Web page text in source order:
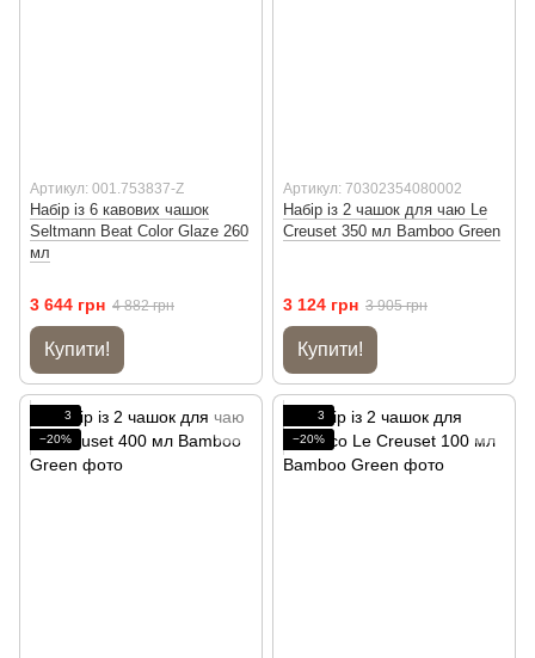
Артикул: 001.753837-Z
Набір із 6 кавових чашок
Seltmann Beat Color Glaze 260
мл
3 644 грн 4 882 грн
Купити!
Артикул: 70302354080002
Набір із 2 чашок для чаю Le
Creuset 350 мл Bamboo Green
3 124 грн 3 905 грн
Купити!
3
−20%
3
−20%